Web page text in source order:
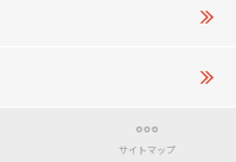
サイトマップ